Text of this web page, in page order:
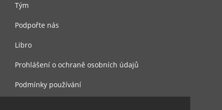
Tým
Podpořte nás
Libro
Prohlášení o ochraně osobních údajů
Podmínky používání